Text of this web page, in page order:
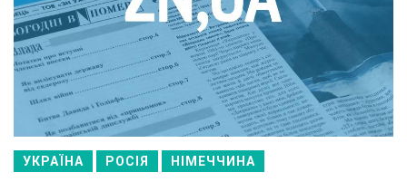
УКРАЇНА РОСІЯ НІМЕЧЧИНА